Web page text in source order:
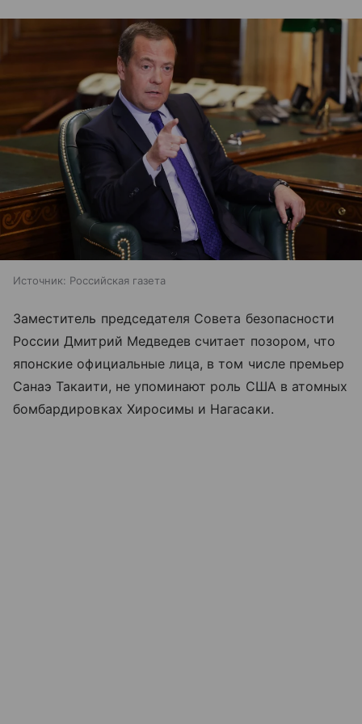
Источник: Российская газета
Заместитель председателя Совета безопасности
России Дмитрий Медведев считает позором, что
японские официальные лица, в том числе премьер
Санаэ Такаити, не упоминают роль США в атомных
бомбардировках Хиросимы и Нагасаки.